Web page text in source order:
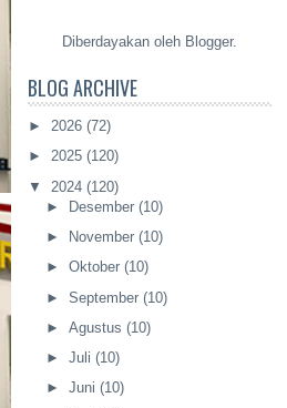
Diberdayakan oleh Blogger.
BLOG ARCHIVE
► 2026 (72)
► 2025 (120)
▼ 2024 (120)
►
Desember (10)
►
November (10)
► Oktober (10)
► September (10)
► Agustus (10)
► Juli (10)
► Juni (10)